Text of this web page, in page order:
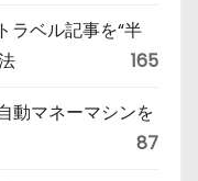
ラベル記事を“半
165
動マネーマシンを
87